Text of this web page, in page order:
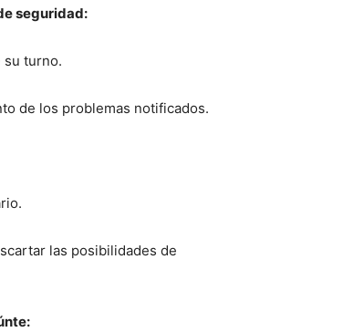
seguridad:
su turno.
de los problemas notificados.
las posibilidades de